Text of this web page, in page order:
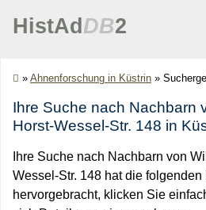
HistAd DB2
» Ahnenforschung in Küstrin »
Ihre Suche nach Nachbarn
Horst-Wessel-Str. 148 in
Ihre Suche nach Nachbarn von
Wessel-Str. 148 hat die folgenden
hervorgebracht, klicken Sie